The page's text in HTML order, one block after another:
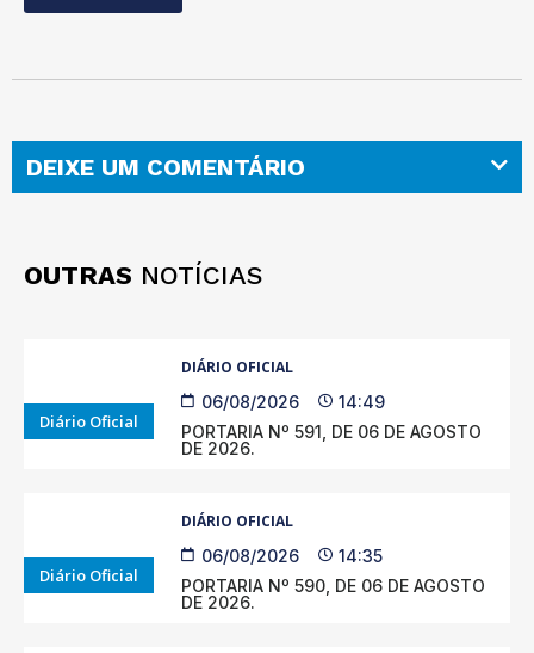
DEIXE UM COMENTÁRIO
OUTRAS NOTÍCIAS
Diário Oficial
DIÁRIO OFICIAL
06/08/2026
14:49
PORTARIA Nº 591, DE 06 DE AGOSTO
DE 2026.
Diário Oficial
DIÁRIO OFICIAL
06/08/2026
14:35
PORTARIA Nº 590, DE 06 DE AGOSTO
DE 2026.